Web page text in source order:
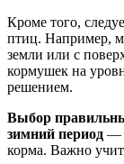
Кроме того,
птиц. Например,
земли или с
кормушек на
решением.
Выбор
зимний период —
корма. Важно